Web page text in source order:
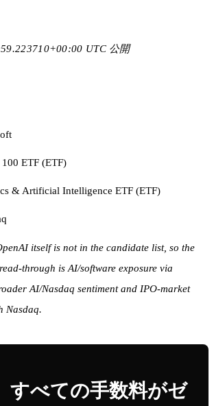
UTC 公開
ETF (ETF)
& Artificial Intelligence ETF (ETF)
itself is not in the candidate list, so the
through is AI/software exposure via
AI/Nasdaq sentiment and IPO-market
Nasdaq.
すべての手数料がゼ